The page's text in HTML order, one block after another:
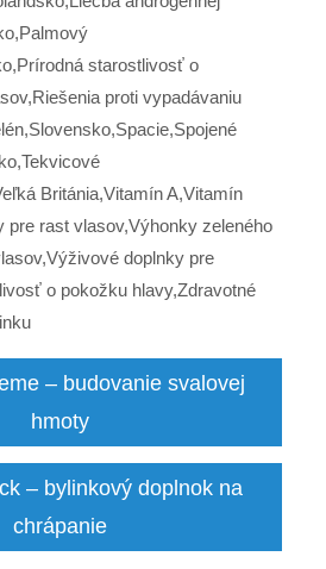
,Palmový
,Prírodná starostlivosť o
,Riešenia proti vypadávaniu
,Slovensko,Spacie,Spojené
,Tekvicové
Británia,Vitamín A,Vitamín
pre rast vlasov,Výhonky zeleného
,Výživové doplnky pre
o pokožku hlavy,Zdravotné
– budovanie svalovej
hmoty
– bylinkový doplnok na
chrápanie